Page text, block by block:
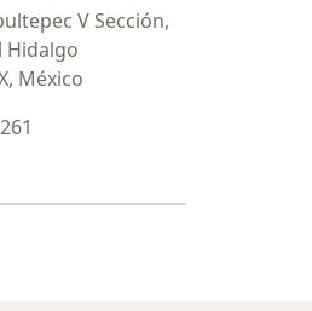
V Sección,
Hidalgo
México
pestaña
nueva pestaña
abre en una nueva pestaña